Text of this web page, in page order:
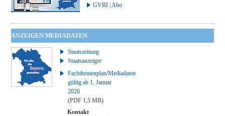
GVBI | Abo
ANZEIGEN MEDIADATEN
Staatszeitung
Staatsanzeiger
Fachthemenplan/Mediadaten
gültig ab 1. Januar
2026
(PDF 1,5 MB)
Kontakt